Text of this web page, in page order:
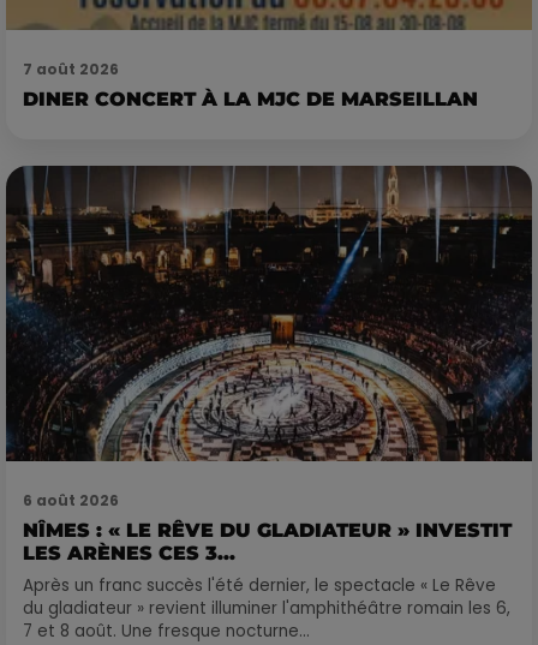
7 août 2026
DINER CONCERT À LA MJC DE MARSEILLAN
6 août 2026
NÎMES : « LE RÊVE DU GLADIATEUR » INVESTIT
LES ARÈNES CES 3...
Après un franc succès l'été dernier, le spectacle « Le Rêve
du gladiateur » revient illuminer l'amphithéâtre romain les 6,
7 et 8 août. Une fresque nocturne...